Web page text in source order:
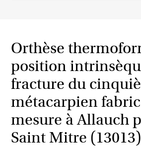
Orthèse
position
fracture du
métacarpien
mesure à Allauch
Saint Mitre (13013)